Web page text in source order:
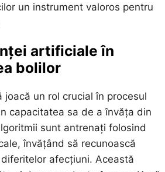
un instrument valoros pentru
artificiale în
bolilor
un rol crucial în procesul
capacitatea sa de a învăța din
sunt antrenați folosind
învățând să recunoască
afecțiuni. Această